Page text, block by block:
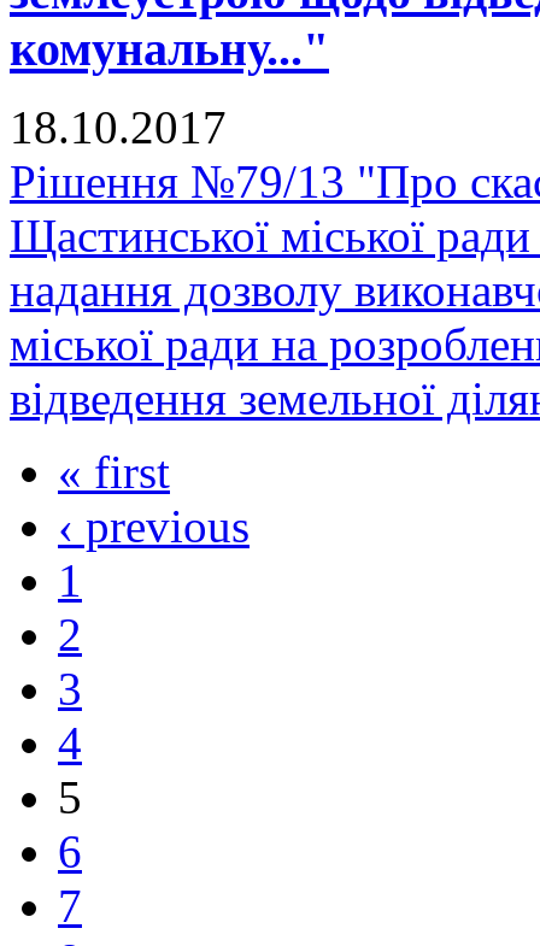
комунальну..."
18.10.2017
Рішення №79/13 "Про
Щастинської міської
надання дозволу
міської ради на
відведення земельної
« first
‹ previous
1
2
3
4
5
6
7